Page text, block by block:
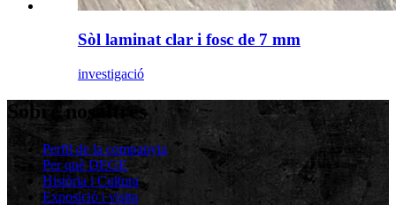
Sòl laminat clar i fosc de 7 mm
investigació
Sobre nosaltres
Perfil de la companyia
Per què DEGE
Història i Cultura
Exposició i visita